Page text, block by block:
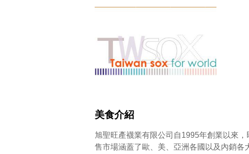
美食介紹
旭聖旺產襪業有限公司自1995年創業以來
售市場涵蓋了歐、美、亞洲各國以及內銷